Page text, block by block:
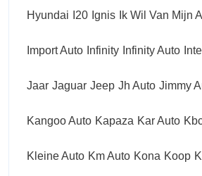
Hyundai I20 Ignis Ik Wil Van Mijn
Import Auto Infinity Infinity Auto
Jaar Jaguar Jeep Jh Auto Jimmy
Kangoo Auto Kapaza Kar Auto
Kleine Auto Km Auto Kona Koop